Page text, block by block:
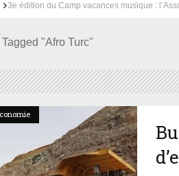
Education : la fédération de la Russie
Tagged "Afro Turc"